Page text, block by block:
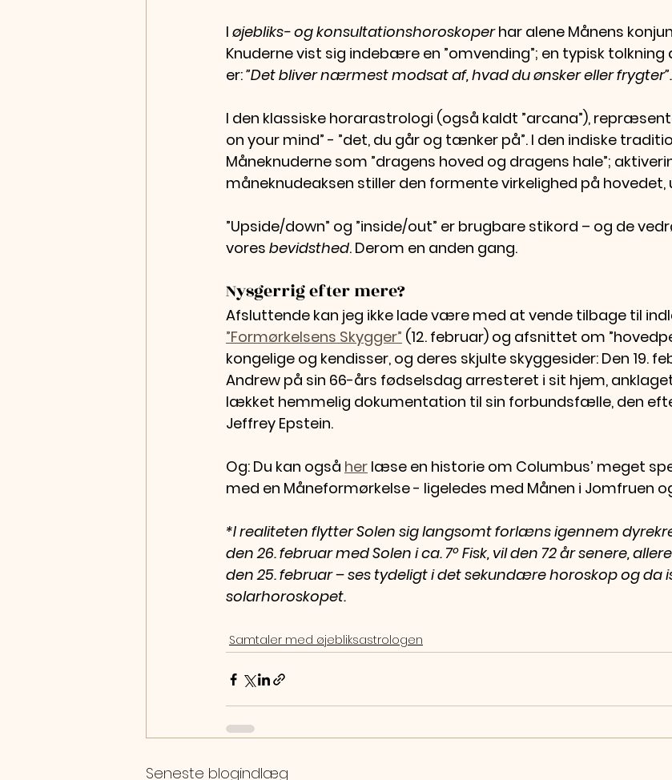
I øjebliks- og konsultationshoroskoper har alene Månens
Knuderne vist sig indebære en ”omvending”; en typisk
er: ”Det bliver nærmest modsat af, hvad du ønsker eller frygter”.
I den klassiske horarastrologi (også kaldt ”arcana”),
on your mind” - ”det, du går og tænker på”. I den indiske
Måneknuderne som ”dragens hoved og dragens hale”;
måneknudeaksen stiller den formente virkelighed på
”Upside/down” og ”inside/out” er brugbare stikord – og de
vores bevidsthed. Derom en anden gang.
Nysgerrig efter mere?
Afsluttende kan jeg ikke lade være med at vende tilbage til
”Formørkelsens Skygger” (12. februar) og afsnittet om
kongelige og kendisser, og deres skjulte skyggesider: Den 19.
Andrew på sin 66-års fødselsdag arresteret i sit hjem,
lækket hemmelig dokumentation til sin forbundsfælle, den
Jeffrey Epstein.
Og: Du kan også her læse en historie om Columbus’ meget
med en Måneformørkelse - ligeledes med Månen i Jomfruen
*I realiteten flytter Solen sig langsomt forlæns igennem
den 26. februar med Solen i ca. 7º Fisk, vil den 72 år senere,
den 25. februar – ses tydeligt i det sekundære horoskop og da
solarhoroskopet.
Samtaler med øjebliksastrologen
Seneste blogindlæg